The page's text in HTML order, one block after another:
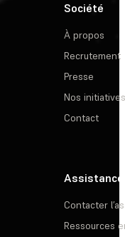
Société
À propos
Recrutement
Presse
Nos initiatives
Contact
Assistance
Contacter
Ressources